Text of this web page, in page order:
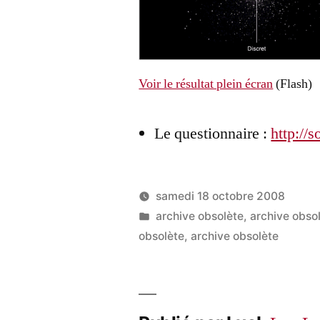
Voir le résultat plein écran(Flash)
Le questionnaire :http://
Publié
par
LucL
samedi 18 octobre 2008
Publié
dans
archive obsolète,archive
obsolète,archive obsolète